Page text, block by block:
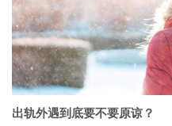
出轨外遇到底要不要原谅？